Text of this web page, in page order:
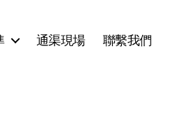
通渠現場 聯繫我們